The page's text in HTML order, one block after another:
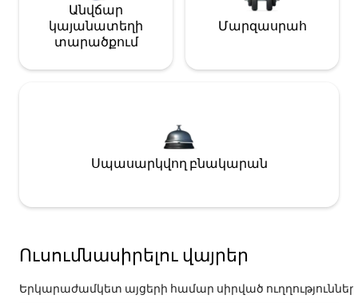
Անվճար
կայանատեղի
տարածքում
Մարզասրահ
Սպասարկվող բնակարան
Ուսումնասիրելու վայրեր
Երկարաժամկետ այցերի համար սիրված ուղղություններ